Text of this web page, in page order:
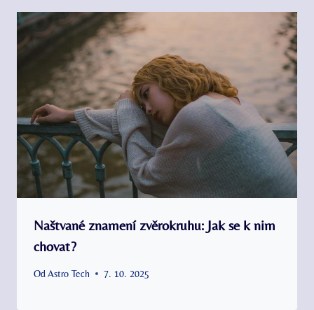
Naštvané znamení zvěrokruhu: Jak se k nim
chovat?
Od Astro Tech 7. 10. 2025